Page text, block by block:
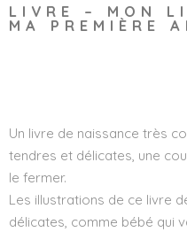
LIVRE – MON
MA PREMIÈRE
Un livre de naissance très
tendres et délicates, une
le fermer.
Les illustrations de ce livre
délicates, comme bébé qui